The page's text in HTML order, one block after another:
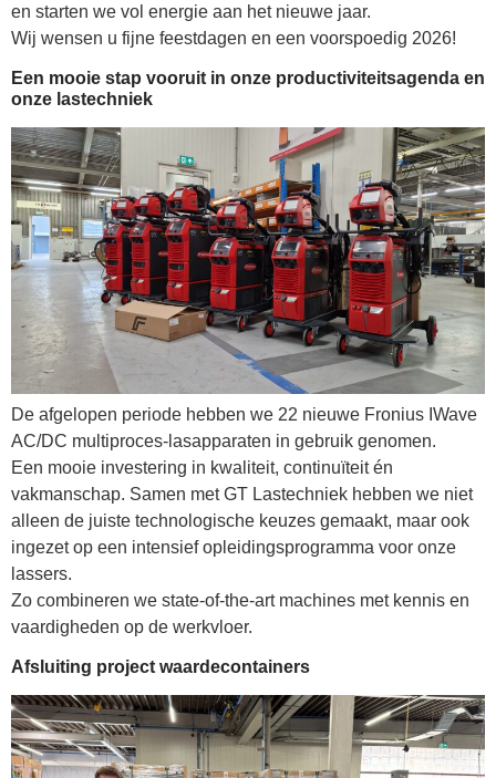
en starten we vol energie aan het nieuwe jaar.
Wij wensen u fijne feestdagen en een voorspoedig 2026!
Een mooie stap vooruit in onze productiviteitsagenda en
onze lastechniek
De afgelopen periode hebben we 22 nieuwe Fronius IWave
AC/DC multiproces-lasapparaten in gebruik genomen.
Een mooie investering in kwaliteit, continuïteit én
vakmanschap. Samen met GT Lastechniek hebben we niet
alleen de juiste technologische keuzes gemaakt, maar ook
ingezet op een intensief opleidingsprogramma voor onze
lassers.
Zo combineren we state-of-the-art machines met kennis en
vaardigheden op de werkvloer.
Afsluiting project waardecontainers